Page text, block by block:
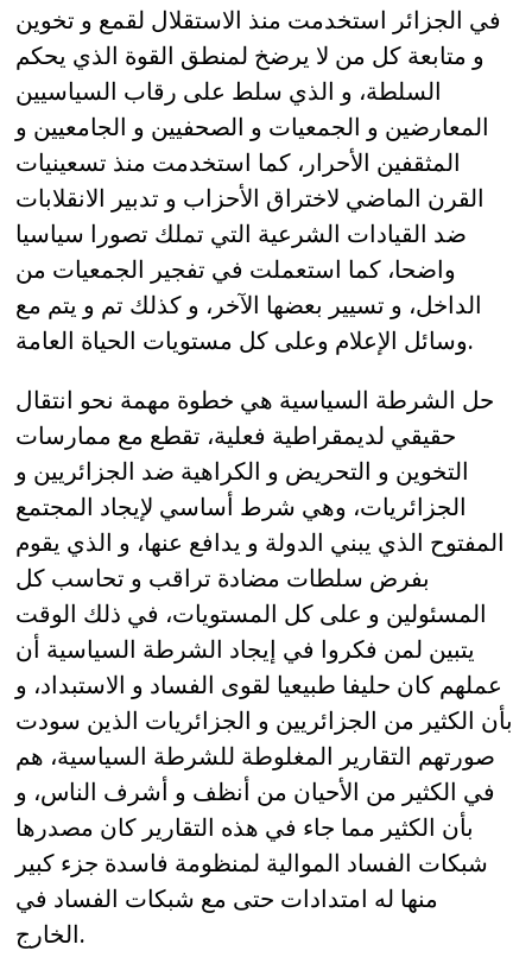
في الجزائر استخدمت منذ الاستقلال لقمع و تخوين
و متابعة كل من لا يرضخ لمنطق القوة الذي يحكم
السلطة، و الذي سلط على رقاب السياسيين
المعارضين و الجمعيات و الصحفيين و الجامعيين و
المثقفين الأحرار، كما استخدمت منذ تسعينيات
القرن الماضي لاختراق الأحزاب و تدبير الانقلابات
ضد القيادات الشرعية التي تملك تصورا سياسيا
واضحا، كما استعملت في تفجير الجمعيات من
الداخل، و تسيير بعضها الآخر، و كذلك تم و يتم مع
وسائل الإعلام وعلى كل مستويات الحياة العامة.
حل الشرطة السياسية هي خطوة مهمة نحو انتقال
حقيقي لديمقراطية فعلية، تقطع مع ممارسات
التخوين و التحريض و الكراهية ضد الجزائريين و
الجزائريات، وهي شرط أساسي لإيجاد المجتمع
المفتوح الذي يبني الدولة و يدافع عنها، و الذي يقوم
بفرض سلطات مضادة تراقب و تحاسب كل
المسئولين و على كل المستويات، في ذلك الوقت
يتبين لمن فكروا في إيجاد الشرطة السياسية أن
عملهم كان حليفا طبيعيا لقوى الفساد و الاستبداد، و
بأن الكثير من الجزائريين و الجزائريات الذين سودت
صورتهم التقارير المغلوطة للشرطة السياسية، هم
في الكثير من الأحيان من أنظف و أشرف الناس، و
بأن الكثير مما جاء في هذه التقارير كان مصدرها
شبكات الفساد الموالية لمنظومة فاسدة جزء كبير
منها له امتدادات حتى مع شبكات الفساد في
الخارج.